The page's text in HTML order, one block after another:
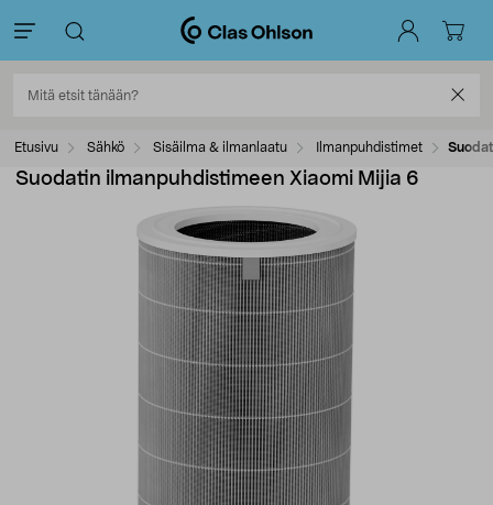
Etusivu Sähkö Sisäilma & ilmanlaatu Ilmanpuhdistimet
Suodatin ilmanpuhdistimeen Xiaomi Mijia 6